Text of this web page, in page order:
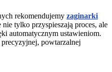
rekomendujemy zaginarki
nie tylko przyspieszają proces, ale
automatycznym ustawieniom.
powtarzalnej